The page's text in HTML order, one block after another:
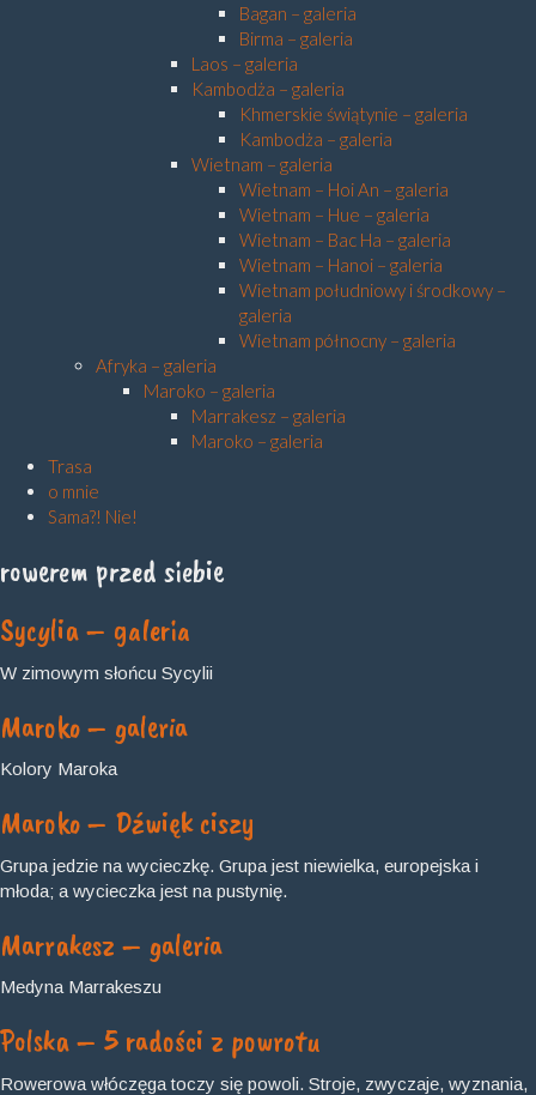
Bagan – galeria
Birma – galeria
Laos – galeria
Kambodża – galeria
Khmerskie świątynie – galeria
Kambodża – galeria
Wietnam – galeria
Wietnam – Hoi An – galeria
Wietnam – Hue – galeria
Wietnam – Bac Ha – galeria
Wietnam – Hanoi – galeria
Wietnam południowy i środkowy –
galeria
Wietnam północny – galeria
Afryka – galeria
Maroko – galeria
Marrakesz – galeria
Maroko – galeria
Trasa
o mnie
Sama?! Nie!
rowerem przed siebie
Sycylia – galeria
W zimowym słońcu Sycylii
Maroko – galeria
Kolory Maroka
Maroko – Dźwięk ciszy
Grupa jedzie na wycieczkę. Grupa jest niewielka, europejska i
młoda; a wycieczka jest na pustynię.
Marrakesz – galeria
Medyna Marrakeszu
Polska – 5 radości z powrotu
Rowerowa włóczęga toczy się powoli. Stroje, zwyczaje, wyznania,